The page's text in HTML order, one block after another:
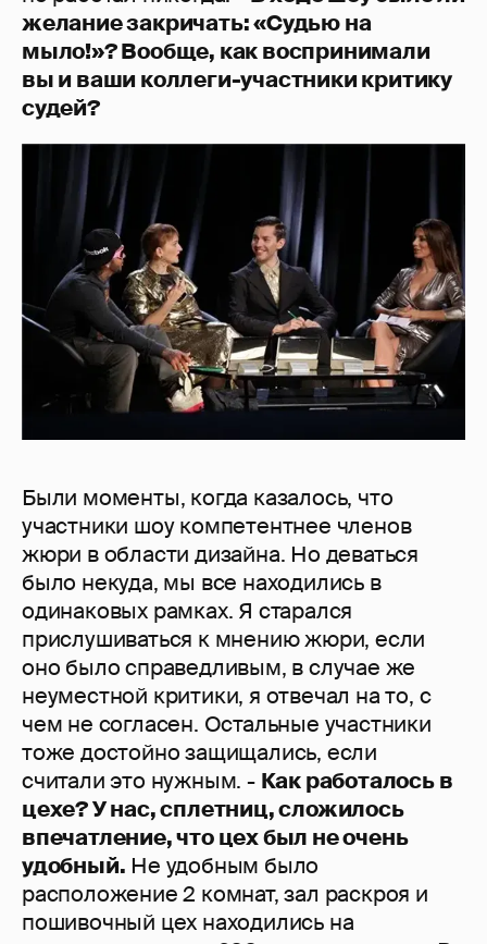
желание закричать: «Судью на
мыло!»? Вообще, как воспринимали
вы и ваши коллеги-участники критику
судей?
Были моменты, когда казалось, что
участники шоу компетентнее членов
жюри в области дизайна. Но деваться
было некуда, мы все находились в
одинаковых рамках. Я старался
прислушиваться к мнению жюри, если
оно было справедливым, в случае же
неуместной критики, я отвечал на то, с
чем не согласен. Остальные участники
тоже достойно защищались, если
считали это нужным. - Как работалось в
цехе? У нас, сплетниц, сложилось
впечатление, что цех был не очень
удобный. Не удобным было
расположение 2 комнат, зал раскроя и
пошивочный цех находились на